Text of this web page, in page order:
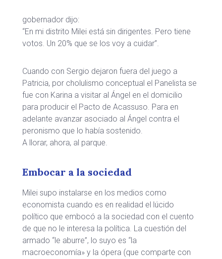
gobernador dijo:
“En mi distrito Milei está sin dirigentes. Pero tiene
votos. Un 20% que se los voy a cuidar”.
Cuando con Sergio dejaron fuera del juego a
Patricia, por cholulismo conceptual el Panelista se
fue con Karina a visitar al Ángel en el domicilio
para producir el Pacto de Acassuso. Para en
adelante avanzar asociado al Ángel contra el
peronismo que lo había sostenido.
A llorar, ahora, al parque.
Embocar a la sociedad
Milei supo instalarse en los medios como
economista cuando es en realidad el lúcido
político que embocó a la sociedad con el cuento
de que no le interesa la política. La cuestión del
armado “le aburre”, lo suyo es “la
macroeconomía» y la ópera (que comparte con